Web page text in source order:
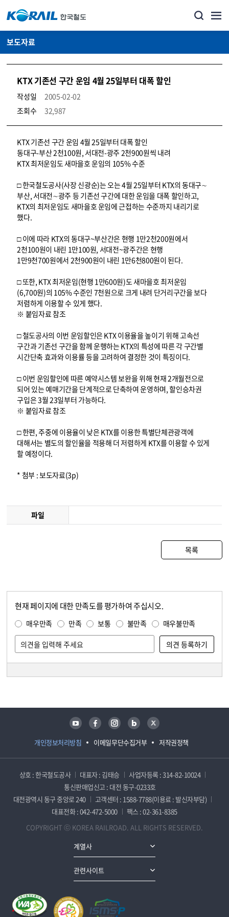
보도자료
KTX 기존선 구간 운임 4월 25일부터 대폭 할인
작성일
2005-02-02
조회수
32,987
뉴스·홍보_보도자료 상세보기 – 내용, 파일, 담당자 연락처로 구성
KTX 기존선 구간 운임 4월 25일부터 대폭 할인
동대구-부산 2천100원, 서대전-광주 2천900원씩 내려
KTX 최저운임도 새마을호 운임의 105% 수준
□ 한국철도공사(사장 신광순)는 오는 4월 25일부터 KTX의 동대구∼
부산, 서대전∼광주 등 기존선 구간에 대한 운임을 대폭 할인하고,
KTX의 최저운임도 새마을호 운임에 근접하는 수준까지 내리기로
했다.
□ 이에 따라 KTX의 동대구~부산간은 현행 1만2천200원에서
2천100원이 내린 1만100원, 서대전~광주간은 현행
1만9천700원에서 2천900원이 내린 1만6천800원이 된다.
□ 또한, KTX 최저운임(현행 1만600원)도 새마을호 최저운임
(6,700원)의 105% 수준인 7천원으로 크게 내려 단거리구간을 보다
저렴하게 이용할 수 있게 했다.
※ 붙임자료 참조
□ 철도공사의 이번 운임할인은 KTX 이용율을 높이기 위해 고속선
구간과 기존선 구간을 함께 운행하는 KTX의 특성에 따른 각 구간별
시간단축 효과와 이용률 등을 고려하여 결정한 것이 특징이다.
□ 이번 운임할인에 따른 예약시스템 보완을 위해 현재 2개월전으로
되어 있는 예매기간을 단계적으로 단축하여 운영하며, 할인승차권
구입은 3월 23일부터 가능하다.
※ 붙임자료 참조
□ 한편, 주중에 이용율이 낮은 KTX를 이용한 특별단체관광객에
대해서는 별도의 할인율을 적용해 더 저렴하게 KTX를 이용할 수 있게
할 예정이다.
* 첨부 : 보도자료(3p)
파일
목록
현재 페이지에 대한 만족도를 평가하여 주십시오.
매우만족 만족 보통 불만족 매우불만족
개인정보처리방침 이메일무단수집거부 저작권정책
유튜브 페이스북 인스타그램 블로그 트위터
상호 : 한국철도공사 대표자 : 김태승
사업자등록 : 314-82-10024
통신판매업신고 : 대전 동구-0233호
대전광역시 동구 중앙로 240
고객센터 : 1588-7788(이용료 : 발신자부담)
대표전화 : 042-472-5000
팩스 : 02-361-8385
COPYRIGHT ⓒ KOREA RAILROAD. ALL RIGHTS RESERVED.
계열사
관련사이트